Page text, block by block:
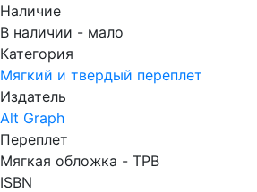
Наличие
В наличии - мало
Категория
Мягкий и твердый переплет
Издатель
Alt Graph
Переплет
Мягкая обложка - TPB
ISBN